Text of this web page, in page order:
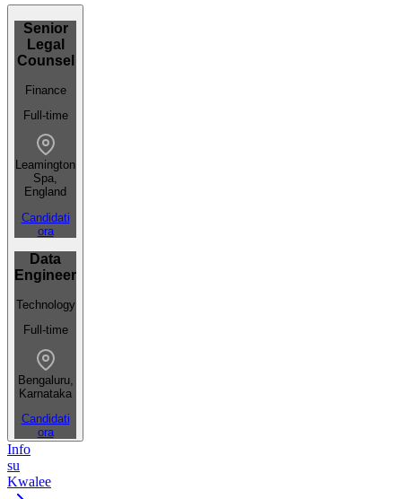
Senior
Legal
Counsel
Finance
Full-time
Leamington
Spa,
England
Candidati
ora
Data
Engineer
Technology
Full-time
Bengaluru,
Karnataka
Candidati
ora
Info
su
Kwalee